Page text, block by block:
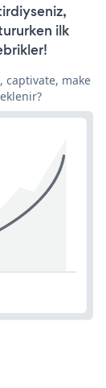
ilk
captivate, make